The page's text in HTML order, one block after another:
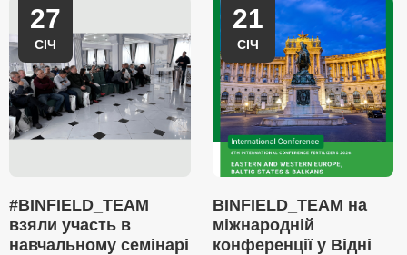
27
СІЧ
#BINFIELD_TEAM
взяли участь в
навчальному семінарі
21
СІЧ
BINFIELD_TEAM на
міжнародній
конференції у Відні